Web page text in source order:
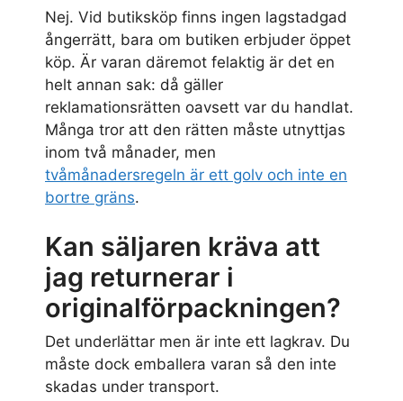
Nej. Vid butiksköp finns ingen lagstadgad
ångerrätt, bara om butiken erbjuder öppet
köp. Är varan däremot felaktig är det en
helt annan sak: då gäller
reklamationsrätten oavsett var du handlat.
Många tror att den rätten måste utnyttjas
inom två månader, men
tvåmånadersregeln är ett golv och inte en
bortre gräns.
Kan säljaren kräva att
jag returnerar i
originalförpackningen?
Det underlättar men är inte ett lagkrav. Du
måste dock emballera varan så den inte
skadas under transport.